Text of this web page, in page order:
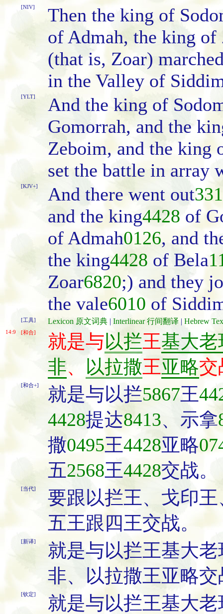
[NIV]
Then the king of
of Admah, the king
(that is, Zoar)
in the Valley of
[YLT]
And the king of
Gomorrah, and the
Zeboim, and the king
set the battle in array
[KJV+] And there went out
and the king4428 of
of Admah0126, and
the king4428 of Bela
Zoar6820;) and they
the vale6010 of
[工具] Lexicon 原文词典 | Interlinear 行间翻译 | Hebrew
14:9 [和合] 就是与以拦王基大老
非、 以拉撒王亚略交
[和合+] 就是与以拦5867王
4428提达8413、示拿
撒0495王4428亚略
五2568王4428交战。
[当代]
要跟以拦王、戈印
五王跟四王交战。
[新译]
就是与以拦王基大
非、以拉撒王亚略
[钦定]
就是与以拦王基大